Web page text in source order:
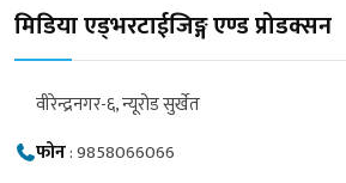
मिडिया एड्भरटाईजिङ्ग एण्ड प्रोडक्सन
वीरेन्द्रनगर-६, न्यूरोड सुर्खेत
फोन:9858066066